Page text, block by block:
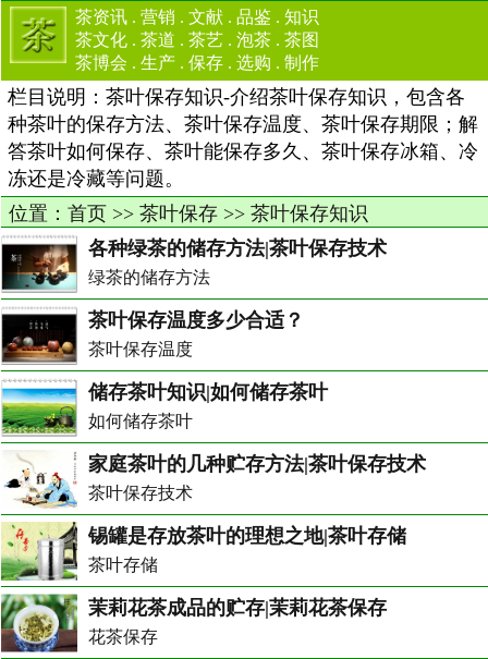
茶资讯 . 营销 . 文献 . 品鉴 . 知识
茶文化 . 茶道 . 茶艺 . 泡茶 . 茶图
茶博会 . 生产 . 保存 . 选购 . 制作
栏目说明：茶叶保存知识-介绍茶叶保存知识，包含各
种茶叶的保存方法、茶叶保存温度、茶叶保存期限；解
答茶叶如何保存、茶叶能保存多久、茶叶保存冰箱、冷
冻还是冷藏等问题。
位置： 首页 >> 茶叶保存 >> 茶叶保存知识
各种绿茶的储存方法|茶叶保存技术
绿茶的储存方法
茶叶保存温度多少合适？
茶叶保存温度
储存茶叶知识|如何储存茶叶
如何储存茶叶
家庭茶叶的几种贮存方法|茶叶保存技术
茶叶保存技术
锡罐是存放茶叶的理想之地|茶叶存储
茶叶存储
茉莉花茶成品的贮存|茉莉花茶保存
花茶保存